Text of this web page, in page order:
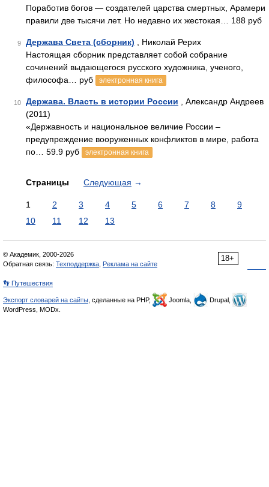
Поработив богов — создателей царства смертных, Арамери
правили две тысячи лет. Но недавно их жестокая… 188 руб
9 Держава Света (сборник) , Николай Рерих
Настоящая сборник представляет собой собрание
сочинений выдающегося русского художника, ученого,
философа… руб
электронная книга
10 Держава. Власть в истории России , Александр Андреев
(2011)
«Державность и национальное величие России –
предупреждение вооруженных конфликтов в мире, работа
по… 59.9 руб
электронная книга
Страницы Следующая →
1 2 3 4 5 6 7 8
9
10
11 12 13
18+
© Академик, 2000-2026
Обратная связь: Техподдержка Реклама на сайте
👣 Путешествия
Экспорт словарей на сайты , сделанные на PHP, Joomla,
Drupal,
WordPress, MODx.